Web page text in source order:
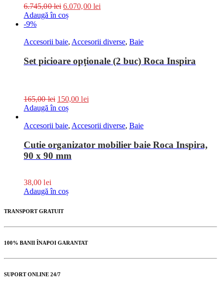
6.745,00lei 6.070,00 lei
Adaugă în coș
-9%
Accesorii baie, Accesorii diverse, Baie
Set picioare opţionale (2 buc) Roca Inspira
165,00lei 150,00lei
Adaugă în coș
Accesorii baie, Accesorii diverse, Baie
Cutie organizator mobilier baie Roca Inspira,
90 x 90 mm
38,00lei
Adaugă în coș
TRANSPORT GRATUIT
100% BANII ÎNAPOI GARANTAT
SUPORT ONLINE 24/7